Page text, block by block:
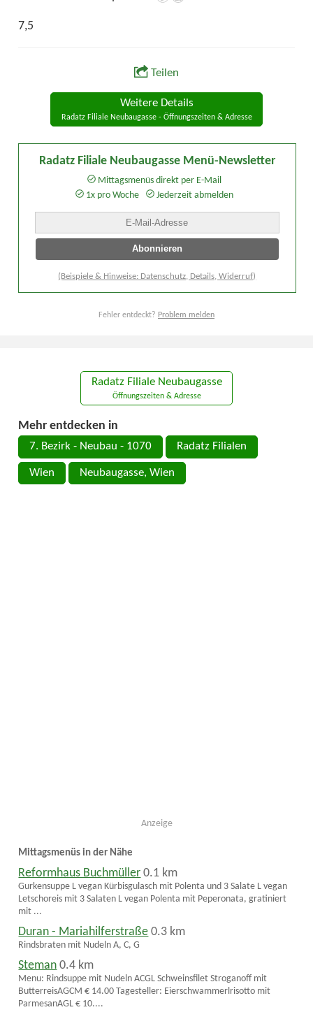
7,5
Teilen
Weitere Details
Radatz Filiale Neubaugasse - Öffnungszeiten & Adresse
Radatz Filiale Neubaugasse Menü-Newsletter
Mittagsmenüs direkt per E-Mail
1x pro Woche
Jederzeit abmelden
(Beispiele & Hinweise: Datenschutz, Details, Widerruf)
Fehler entdeckt? Problem melden
Radatz Filiale Neubaugasse
Öffnungszeiten & Adresse
Mehr entdecken in
7. Bezirk - Neubau - 1070 Radatz Filialen
Wien Neubaugasse, Wien
Anzeige
Mittagsmenüs in der Nähe
Reformhaus Buchmüller 0.1 km
Gurkensuppe L vegan Kürbisgulasch mit Polenta und 3 Salate L vegan
Letschoreis mit 3 Salaten L vegan Polenta mit Peperonata, gratiniert
mit ...
Duran - Mariahilferstraße 0.3 km
Rindsbraten mit Nudeln A, C, G
Steman 0.4 km
Menu: Rindsuppe mit Nudeln ACGL Schweinsfilet Stroganoff mit
ButterreisAGCM € 14.00 Tagesteller: Eierschwammerlrisotto mit
ParmesanAGL € 10....